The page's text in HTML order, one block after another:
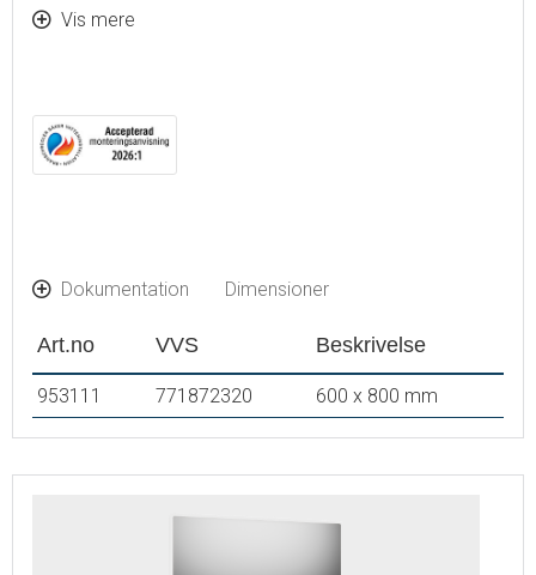
Dugfri med opvarmet afdugningsenhed
Monteringsafstand fra væg: 43 mm
Vis mere
Dokumentation Dimensioner
Art.no VVS Beskrivelse
953111 771872320 600 x 800 mm